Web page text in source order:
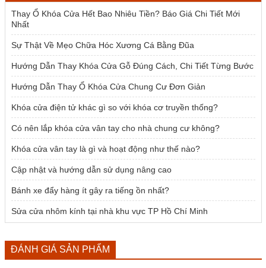
1.500.000 ₫.
Thay Ổ Khóa Cửa Hết Bao Nhiêu Tiền? Báo Giá Chi Tiết Mới
Nhất
Sự Thật Về Mẹo Chữa Hóc Xương Cá Bằng Đũa
Hướng Dẫn Thay Khóa Cửa Gỗ Đúng Cách, Chi Tiết Từng Bước
Hướng Dẫn Thay Ổ Khóa Cửa Chung Cư Đơn Giản
Khóa cửa điện tử khác gì so với khóa cơ truyền thống?
Có nên lắp khóa cửa vân tay cho nhà chung cư không?
Khóa cửa vân tay là gì và hoạt động như thế nào?
Cập nhật và hướng dẫn sử dụng nâng cao
Bánh xe đẩy hàng ít gây ra tiếng ồn nhất?
Sửa cửa nhôm kính tại nhà khu vực TP Hồ Chí Minh
ĐÁNH GIÁ SẢN PHẨM